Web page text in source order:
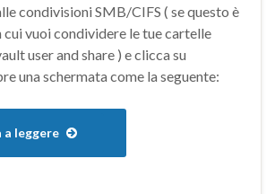
condivisioni SMB/CIFS ( se questo è
vuoi condividere le tue cartelle
user and share ) e clicca su
una schermata come la seguente:
a leggere